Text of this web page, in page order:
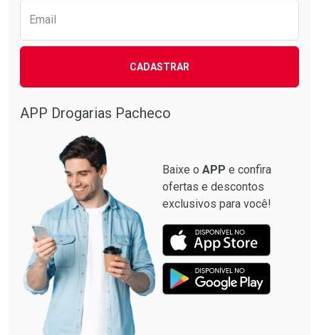
Email
CADASTRAR
APP Drogarias Pacheco
Baixe o APP e confira
ofertas e descontos
exclusivos para você!